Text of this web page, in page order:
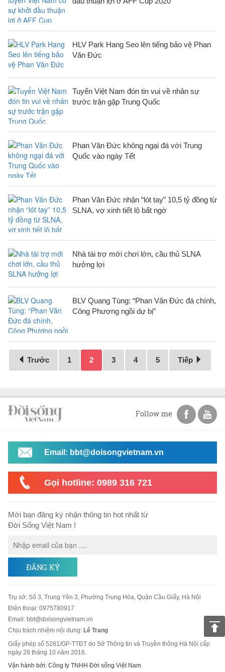
HLV Park Hang Seo lên tiếng bảo vệ Phan
Văn Đức
Tuyển Việt Nam đón tin vui về nhân sự
trước trận gặp Trung Quốc
Phan Văn Đức không ngại đá với Trung
Quốc vào ngày Tết
Phan Văn Đức nhận “lót tay” 10,5 tỷ đồng từ
SLNA, vợ xinh tiết lộ bất ngờ
Nhà tài trợ mới chơi lớn, cầu thủ SLNA
hưởng lợi
BLV Quang Tùng: “Phan Văn Đức đá chính,
Công Phượng ngồi dự bị”
Trước 1 2 3 4 5 Tiếp
Follow me
Email: bbt@doisongvietnam.vn
Gọi hotline: 0989 316 721
Mời bạn đăng ký nhận thông tin hot nhất từ
Đời Sống Việt Nam !
ĐĂNG KÝ
Trụ sở: Số 3, Trung Yên 3, Phường Trung Hòa, Quận Cầu Giấy, Hà Nội
Điện thoại: 0975780917
Email : bbt@doisongvietnam.vn
Chịu trách nhiệm nội dung: Lê Trang
Giấy phép số 5281/GP-TTĐT do Sở Thông tin và Truyền thông Hà Nội cấp
ngày 28 tháng 10 năm 2016.
Vận hành bởi: Công ty TNHH Đời sống Việt Nam